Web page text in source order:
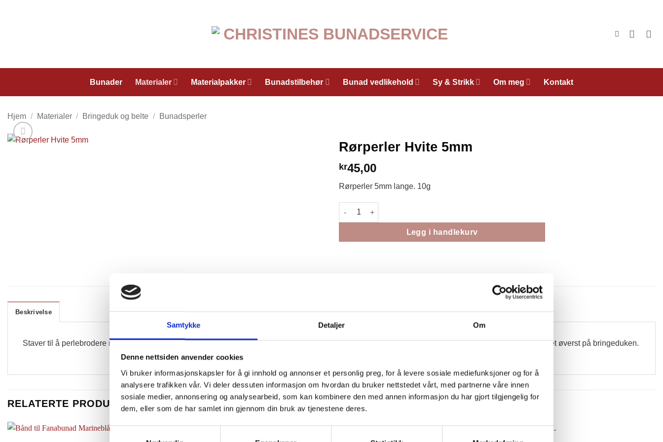
Samtykke Detaljer Om
Denne nettsiden anvender cookies
Vi bruker informasjonskapsler for å gi innhold og annonser et personlig preg, for å levere sosiale mediefunksjoner og for å
analysere trafikken vår. Vi deler dessuten informasjon om hvordan du bruker nettstedet vårt, med partnerne våre innen
sosiale medier, annonsering og analysearbeid, som kan kombinere den med annen informasjon du har gjort tilgjengelig for
dem, eller som de har samlet inn gjennom din bruk av tjenestene deres.
Samtykkevalg
Bunader Materialer Materialpakker Bunadstilbehør Bunad vedlikehold Sy & Strikk Om meg Kontakt
Hjem / Materialer / Bringeduk og belte / Bunadsperler
Rørperler Hvite 5mm
kr45,00
Rørperler 5mm lange. 10g
Rørperler Hvite 5mm antall
Legg i handlekurv
Beskrivelse
Staver til å perlebrodere med. Kan brukes sammen med runde perler til å brodere på stramei, frihånd broderi på stoff eller som pyntebord på fløyelsbåndet øverst på bringeduken.
RELATERTE PRODUKTER